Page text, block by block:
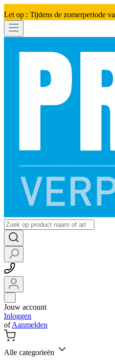
Let op : Tijdens de zomerperiode
Jouw account
Inloggen
ofAanmelden
Alle categorieën